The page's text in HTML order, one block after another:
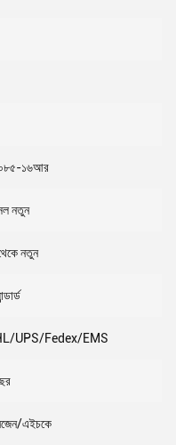
১৬আর
নতুন
নতুন
UPS/Fedex/EMS
এইচকে